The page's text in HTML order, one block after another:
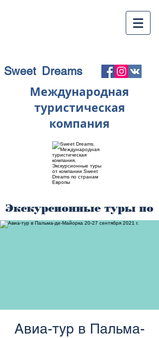
Sweet Dreams
Международная
туристическая
компания
Экскурсионные туры по
странам Европы
Авиа-тур в Пальма-